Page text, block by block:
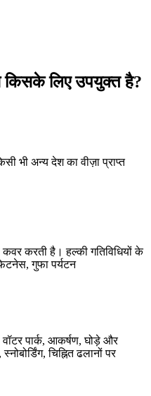
किसके लिए उपयुक्त है?
भी अन्य देश का वीज़ा प्राप्त
करती है। हल्की गतिविधियों के
गुफा पर्यटन
पार्क, आकर्षण, घोड़े और
चिह्नित ढलानों पर